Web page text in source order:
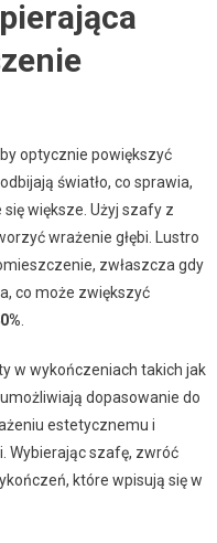
optycznie powiększyć
światło, co sprawia,
większe. Użyj szafy z
wrażenie głębi. Lustro
zwłaszcza gdy
co może zwiększyć
w wykończeniach takich jak
dopasowanie do
estetycznemu i
Wybierając szafę, zwróć
które wpisują się w